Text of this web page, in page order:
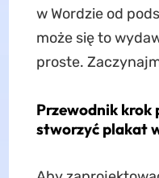
w Wordzie od
może się to
proste.
Przewodnik krok
stworzyć plakat